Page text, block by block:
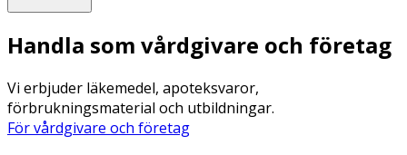
Handla som vårdgivare och företag
Vi erbjuder läkemedel, apoteksvaror,
förbrukningsmaterial och utbildningar.
För vårdgivare och företag